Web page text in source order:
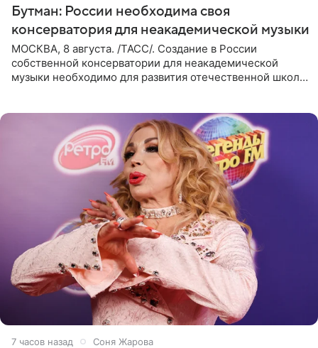
Бутман: России необходима своя
консерватория для неакадемической музыки
МОСКВА, 8 августа. /ТАСС/. Создание в России
собственной консерватории для неакадемической
музыки необходимо для развития отечественной школы
7 часов назад Соня Жарова